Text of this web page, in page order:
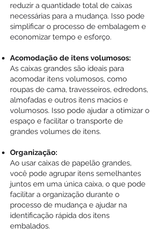
reduzir a quantidade total de caixas
necessárias para a mudança. Isso pode
simplificar o processo de embalagem e
economizar tempo e esforço.
Acomodação de itens volumosos:
As caixas grandes são ideais para
acomodar itens volumosos, como
roupas de cama, travesseiros, edredons,
almofadas e outros itens macios e
volumosos. Isso pode ajudar a otimizar o
espaço e facilitar o transporte de
grandes volumes de itens.
Organização:
Ao usar caixas de papelão grandes,
você pode agrupar itens semelhantes
juntos em uma única caixa, o que pode
facilitar a organização durante o
processo de mudança e ajudar na
identificação rápida dos itens
embalados.